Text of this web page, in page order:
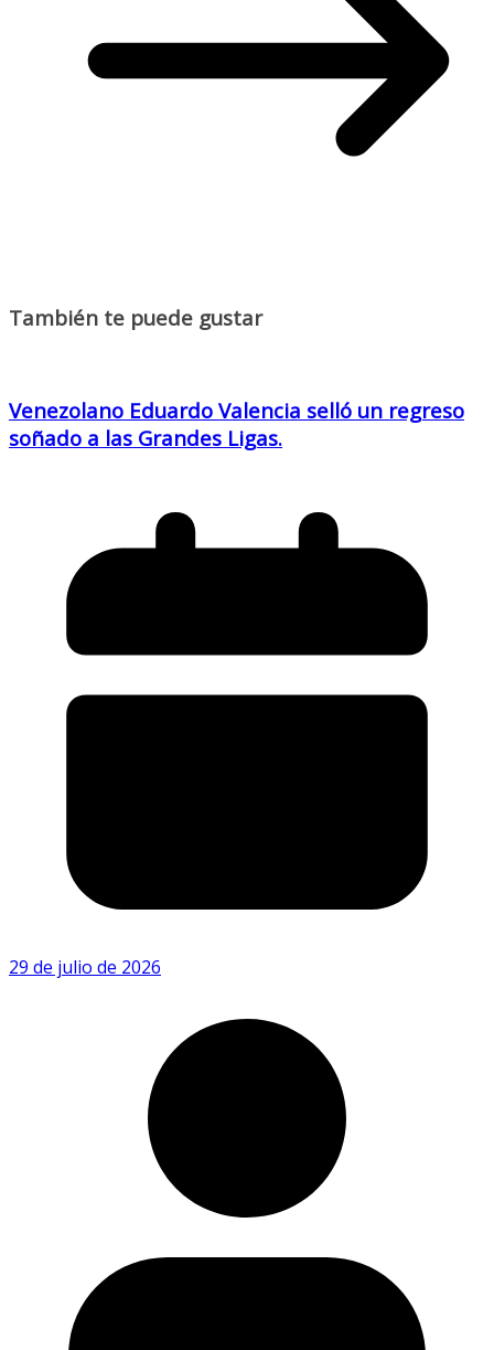
También te puede gustar
Venezolano Eduardo Valencia selló un regreso
soñado a las Grandes Ligas.
29 de julio de 2026